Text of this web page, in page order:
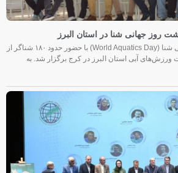
روز جهانی شنا در استان البرز
جشنواره بزرگداشت روز جهانی شنا (World Aquatics Day) با حضور حدود ۱۸۰ شناگر از
آبی استان البرز در کرج برگزار شد. به